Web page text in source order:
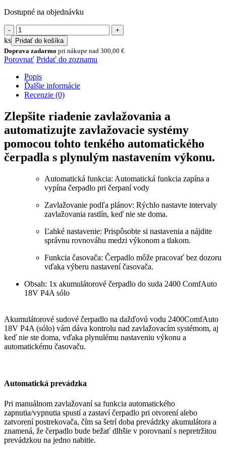
Dostupné na objednávku
množstvo
Akumulátorové
čerpadlo
ponorné
tlakové
(sud)
2400
Comfort
-
bez
akumulátora
ks
Pridať do košíka
Doprava zadarmo pri nákupe nad 300,00 €
Porovnať Pridať do zoznamu
Popis
Ďalšie informácie
Recenzie (0)
Zlepšite riadenie zavlažovania a
automatizujte zavlažovacie systémy
pomocou tohto tenkého automatického
čerpadla s plynulým nastavením výkonu.
Automatická funkcia: Automatická funkcia zapína a
vypína čerpadlo pri čerpaní vody
Zavlažovanie podľa plánov: Rýchlo nastavte intervaly
zavlažovania rastlín, keď nie ste doma.
Ľahké nastavenie: Prispôsobte si nastavenia a nájdite
správnu rovnováhu medzi výkonom a tlakom.
Funkcia časovača: Čerpadlo môže pracovať bez dozoru
vďaka výberu nastavení časovača.
Obsah: 1x akumulátorové čerpadlo do suda 2400 ComfAuto
18V P4A sólo
Akumulátorové sudové čerpadlo na dažďovú vodu 2400ComfAuto
18V P4A (sólo) vám dáva kontrolu nad zavlažovacím systémom, aj
keď nie ste doma, vďaka plynulému nastaveniu výkonu a
automatickému časovaču.
Automatická prevádzka
Pri manuálnom zavlažovaní sa funkcia automatického
zapnutia/vypnutia spustí a zastaví čerpadlo pri otvorení alebo
zatvorení postrekovača, čím sa šetrí doba prevádzky akumulátora a
znamená, že čerpadlo bude bežať dlhšie v porovnaní s nepretržitou
prevádzkou na jedno nabitie.